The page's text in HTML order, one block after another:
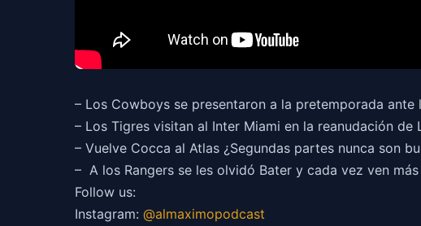
– Los Cowboys se presentaron a la pretemporada
– Los Tigres visitan al Inter Miami en la reanudación
– Vuelve Cocca al Atlas ¿Segundas partes nunca son
– A los Rangers se les olvidó Bater y cada vez ven
Follow us:
Instagram: @almaximopodcast